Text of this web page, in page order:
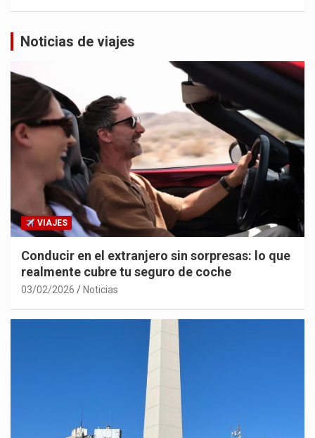
Noticias de viajes
VIAJES
Conducir en el extranjero sin sorpresas: lo que
realmente cubre tu seguro de coche
03/02/2026 Noticias